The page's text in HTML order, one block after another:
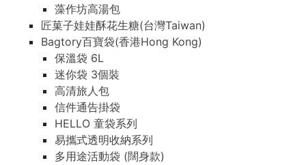
藻作坊高湯包
匠菓子娃娃酥花生糖(台灣Taiwan)
Bagtory百寶袋(香港Hong Kong)
保溫袋 6L
迷你袋 3個裝
高清旅人包
信件通告掛袋
HELLO 童袋系列
易攜式透明收納系列
多用途活動袋 (闊身款)